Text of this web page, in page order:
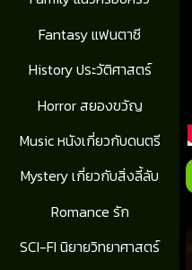
Fantasy แฟนตาซี
History ประวัติศาสตร์
Horror สยองขวัญ
Music หนังเกี่ยวกับดนตรี
Mystery เกี่ยวกับสิ่งลี้ลับ
Romance รัก
SCI-FI นิยายวิทยาศาสตร์